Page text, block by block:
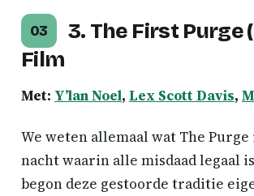
03
3. The First Purge
Film
Met: Y’lan Noel, Lex Scott Davis,
We weten allemaal wat The
nacht waarin alle misdaad legaal
begon deze gestoorde traditie